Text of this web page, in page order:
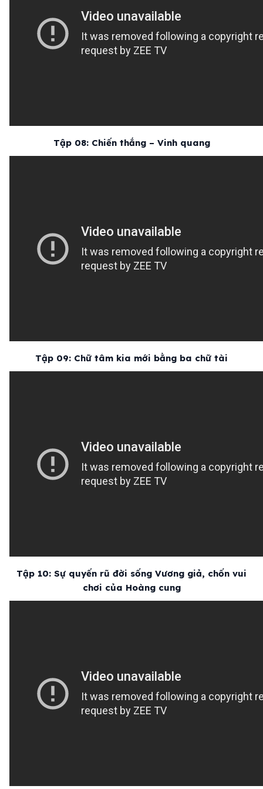
Tập 08: Chiến thắng – Vinh quang
Tập 09: Chữ tâm kia mới bằng ba chữ tài
Tập 10: Sự quyến rũ đời sống Vương giả, chốn vui
chơi của Hoàng cung